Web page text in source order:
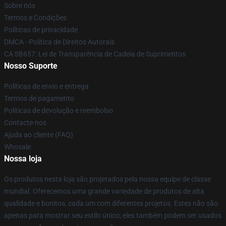
Sobre nós
Termos e Condições
Políticas de privacidade
DMCA - Política de Direitos Autorais
CA SB657: Lei de Transparência de Cadeia de Suprimentos
Nosso Suporte
Políticas de envio e entrega
Termos de pagamento
Políticas de devolução e reembolso
Contacte-nos
Ajuda ao cliente (FAQ)
Whosale
Nossa loja
Os produtos nesta loja são projetados pela nossa equipe de classe
mundial. Oferecemos uma grande variedade de produtos de alta
qualidade e bonitos, cada um com diferentes projetos. Estes não são
apenas para mostrar seu estilo único; eles também podem ser usados